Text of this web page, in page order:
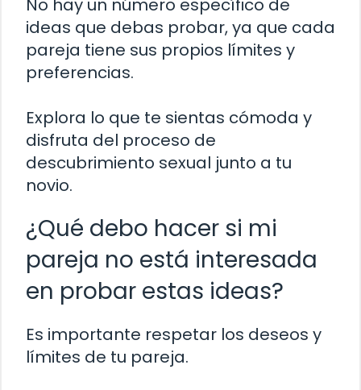
No hay un número específico de
ideas que debas probar, ya que cada
pareja tiene sus propios límites y
preferencias.
Explora lo que te sientas cómoda y
disfruta del proceso de
descubrimiento sexual junto a tu
novio.
¿Qué debo hacer si mi
pareja no está interesada
en probar estas ideas?
Es importante respetar los deseos y
límites de tu pareja.